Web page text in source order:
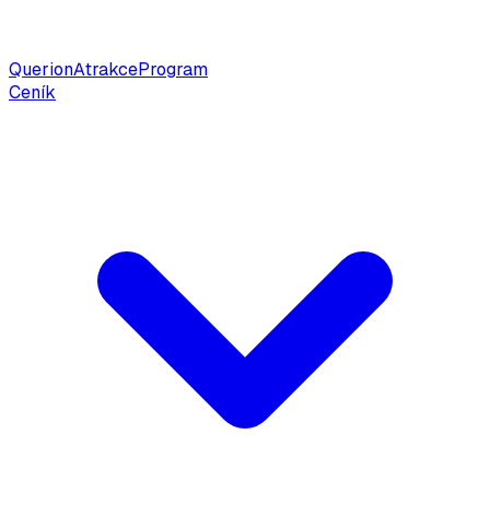
QuerionAtrakceProgram
Ceník